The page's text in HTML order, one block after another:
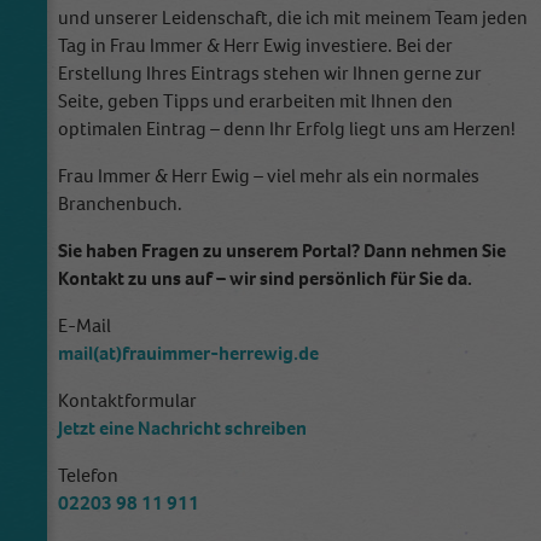
und unserer Leidenschaft, die ich mit meinem Team jeden
Tag in Frau Immer & Herr Ewig investiere. Bei der
Erstellung Ihres Eintrags stehen wir Ihnen gerne zur
Seite, geben Tipps und erarbeiten mit Ihnen den
optimalen Eintrag – denn Ihr Erfolg liegt uns am Herzen!
Frau Immer & Herr Ewig – viel mehr als ein normales
Branchenbuch.
Sie haben Fragen zu unserem Portal? Dann nehmen Sie
Kontakt zu uns auf – wir sind persönlich für Sie da.
E-Mail
mail(at)frauimmer-herrewig.de
Kontaktformular
Jetzt eine Nachricht schreiben
Telefon
02203 98 11 911
cookies store information anonymously and
assign a randomly generated number to
identify unique visitors.
Anbieter Google Analytics
Laufzeit 1 Tag
Zweck
how visitors use a website and helps in
creating an analytics report of how the
website is doing. The data collected including
the number visitors, the source where they
anonymous form.